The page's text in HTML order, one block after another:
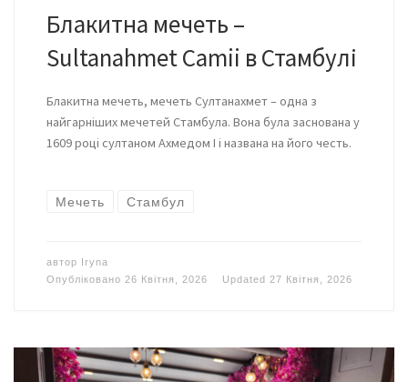
Блакитна мечеть –
Sultanahmet Camii в Стамбулі
Блакитна мечеть, мечеть Султанахмет – одна з
найгарніших мечетей Стамбула. Вона була заснована у
1609 році султаном Ахмедом I і названа на його честь.
Мечеть Стамбул
автор Iryna
Опубліковано 26 Квітня, 2026 Updated 27 Квітня, 2026